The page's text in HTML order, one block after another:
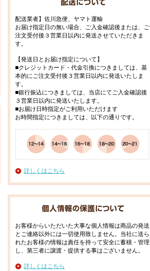
配送業者】佐川急便、ヤマト運輸
お届け指定日の無い場合、ご入金確認後または、ご
注文受付後３営業日以内に発送させていただきま
す。
【発送日とお届け指定について】
■クレジットカード・代金引換につきましては、基
本的にご注文受付後３営業日以内に発送いたしま
す。
■銀行振込につきましては、当店にてご入金確認後
３営業日以内に発送いたします。
■お届け日時指定がご利用いただけます
お時間指定につきましては、以下の通りです。
詳しくはこちら
お客様からいただいた大事な個人情報は商品の発送
とご連絡以外には一切使用致しません。当社に送ら
れたお客様の情報は責任を持って安全に蓄積・管理
し、第三者に譲渡・提供する事はございません。
詳しくはこちら